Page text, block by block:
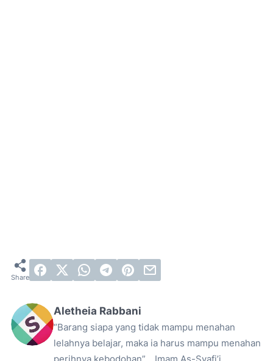
Aletheia Rabbani
“Barang siapa yang tidak mampu menahan
lelahnya belajar, maka ia harus mampu menahan